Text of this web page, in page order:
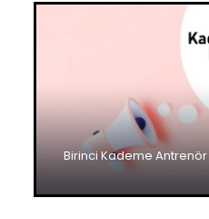
Birinci Kademe Antrenör